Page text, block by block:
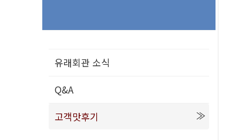
유래회관 소식
Q&A
고객맛후기